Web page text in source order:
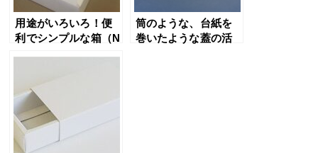
用途がいろいろ！便
利でシンプルな箱（N
筒のような、台紙を
巻いたような蓋の活